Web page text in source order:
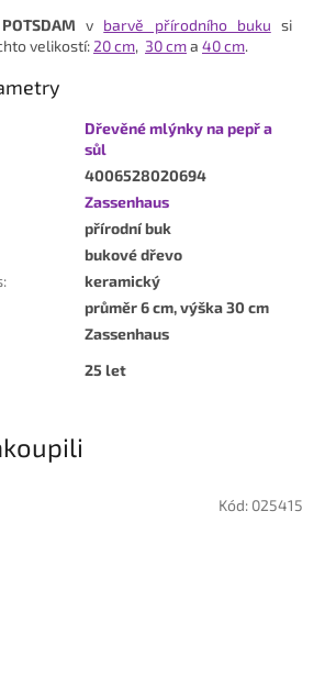
v barvě přírodního buku si
velikostí: 20 cm, 30 cma 40 cm.
Dřevěné mlýnky na pepř a
sůl
4006528020694
Zassenhaus
přírodní buk
bukové dřevo
:
keramický
průměr 6 cm, výška 30 cm
Zassenhaus
25 let
Kód: 025415